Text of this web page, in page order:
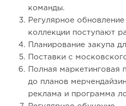
команды.
Регулярное
коллекции поступают
Планирование закупа
Поставки с
Полная маркетинговая
до планов
реклама и программа